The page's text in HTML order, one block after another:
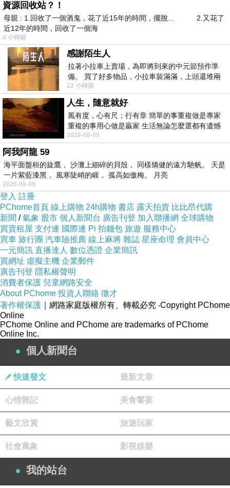
資源回收站？！
母親 : 1.回收了一個酒鬼，花了近15年的時間，擺脫... 2.又花了
近12年的時間，回收了一個海
4 小時前
感謝陌生人
拉著小拉車上賣場，為即將到來的中元節預作準
備。 買了好多物品，小拉車裝滿滿，上頭還堆兩
紙箱。 雖辛苦了點，這點程度我一個人搬
22 小時前
人生，隨意就好
風有度，心有尺；行有章 簡單的事重複做是專家
重複的事用心做是贏家 生活無論怎麼選都有遺憾
所以開心就好 生活不會辜負認真
2026-08-09
阿我阿龍 59
海平面盤桓的旋鷹， 沙灘上細碎的貝殼， 同樣矯健的遠方馳帆。 天是
一片紫藍漆黑， 風寒陡峭的崕， 孤高如傲梅。 月亮
2026-08-09
登入 註冊
PChome首頁 線上購物 24h購物 書店 露天拍賣 比比昂代購
新聞 /氣象 股市 個人新聞台 廣告刊登 加入聯播網 全球購物
買賣租屋 支付連 國際連 Pi 拍錢包 旅遊 服務中心
買車 旅行團 汽車險推薦 線上麻將 雜誌 星座命理 會員中心
一元簡訊 直播達人 數位憑證 企業簡訊
買網址 虛擬主機 企業郵件
廣告刊登 隱私權聲明
消費者保護 兒童網路安全
About PChome 投資人聯絡 徵才
著作權保護 ｜網路家庭版權所有、轉載必究 ‧Copyright PChome
Online
PChome Online and PChome are trademarks of PChome
Online Inc.
個人新聞台
快速發文 最新文章
心情雜記 美食饗宴
藝文欣賞 旅遊玩家
社會萬象 影視娛樂
我的站台